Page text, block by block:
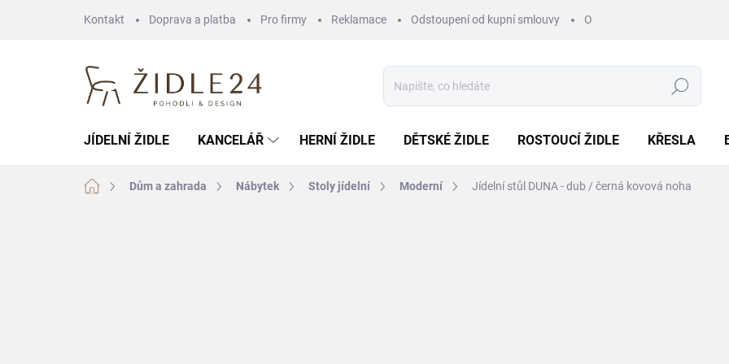
Kontakt Doprava a platba Pro firmy Reklamace Odstoupení od kupní smlouvy Obchodní podmínky
Hledat
JÍDELNÍ ŽIDLE KANCELÁŘ HERNÍ ŽIDLE DĚTSKÉ ŽIDLE ROSTOUCÍ ŽIDLE KŘESLA
Domů Dům a zahrada Nábytek Stoly jídelní Moderní Jídelní stůl DUNA - dub / černá kovová noha